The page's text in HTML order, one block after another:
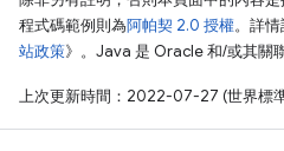
程式碼範例則為阿帕契 2.0 授權。詳
站政策》。Java 是 Oracle 和/或其關
上次更新時間：2022-07-27 (世界標準